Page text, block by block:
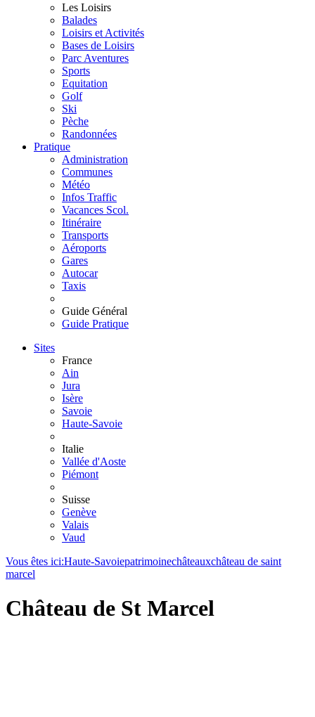
Les Loisirs
Balades
Loisirs et Activités
Bases de Loisirs
Parc Aventures
Sports
Equitation
Golf
Ski
Pèche
Randonnées
Pratique
Administration
Communes
Météo
Infos Traffic
Vacances Scol.
Itinéraire
Transports
Aéroports
Gares
Autocar
Taxis
Guide Général
Guide Pratique
Sites
France
Ain
Jura
Isère
Savoie
Haute-Savoie
Italie
Vallée d'Aoste
Piémont
Suisse
Genève
Valais
Vaud
Vous êtes ici:Haute-Savoiepatrimoinechâteauxchâteau de saint
marcel
Château de St Marcel